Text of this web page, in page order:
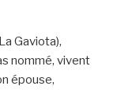
Gaviota),
nommé, vivent
épouse,